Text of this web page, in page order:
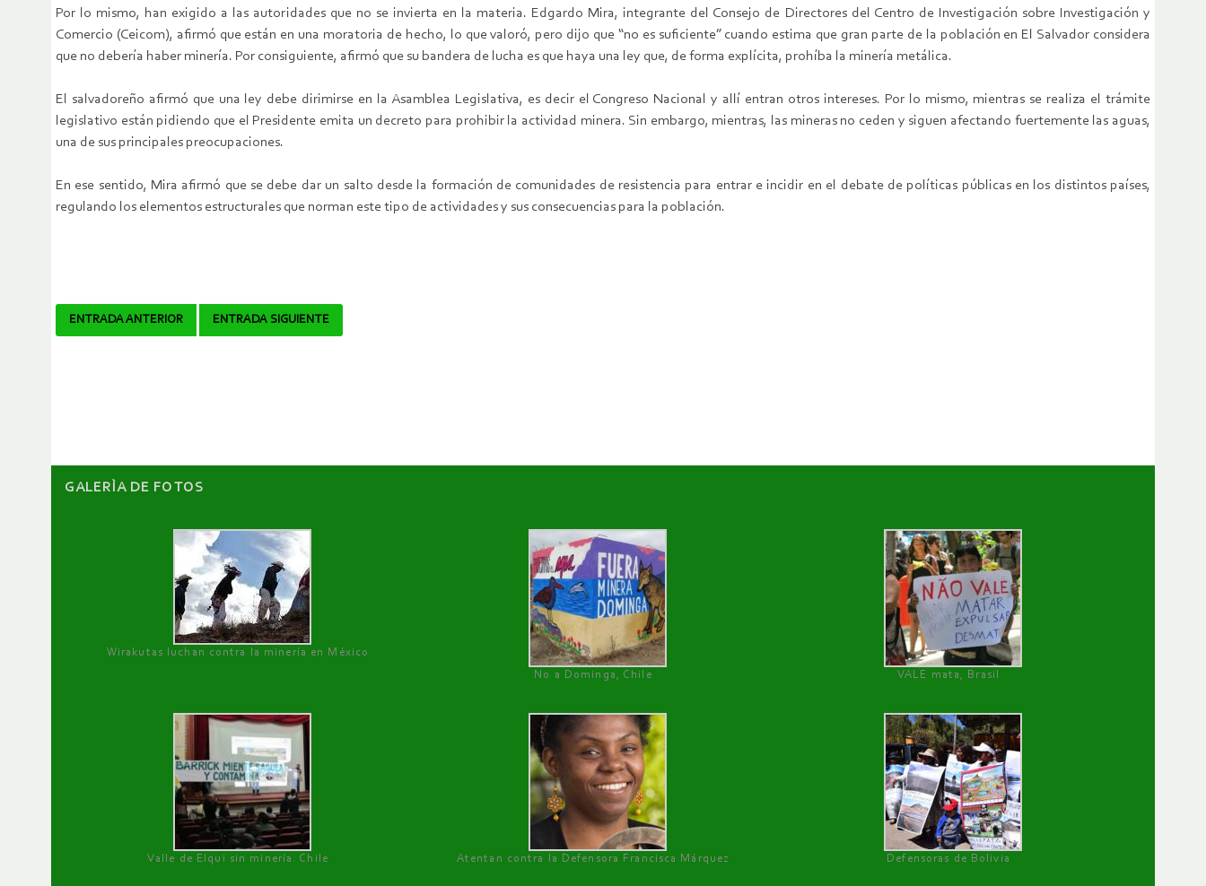
Por lo mismo, han exigido a las autoridades que no se invierta en la materia. Edgardo Mira, integrante del Consejo de Directores del Centro de Investigación sobre Investigación y
Comercio (Ceicom), afirmó que están en una moratoria de hecho, lo que valoró, pero dijo que “no es suficiente” cuando estima que gran parte de la población en El Salvador considera
que no debería haber minería. Por consiguiente, afirmó que su bandera de lucha es que haya una ley que, de forma explícita, prohíba la minería metálica.
El salvadoreño afirmó que una ley debe dirimirse en la Asamblea Legislativa, es decir el Congreso Nacional y allí entran otros intereses. Por lo mismo, mientras se realiza el trámite
legislativo están pidiendo que el Presidente emita un decreto para prohibir la actividad minera. Sin embargo, mientras, las mineras no ceden y siguen afectando fuertemente las aguas,
una de sus principales preocupaciones.
En ese sentido, Mira afirmó que se debe dar un salto desde la formación de comunidades de resistencia para entrar e incidir en el debate de políticas públicas en los distintos países,
regulando los elementos estructurales que norman este tipo de actividades y sus consecuencias para la población.
Navegador
ENTRADA ANTERIOR ENTRADA SIGUIENTE
GALERÌA DE FOTOS
Wirakutas luchan contra la minería en México
No a Dominga, Chile
VALE mata, Brasil
Valle de Elqui sin minería. Chile Atentan contra la Defensora Francisca Márquez Defensoras de Bolivia